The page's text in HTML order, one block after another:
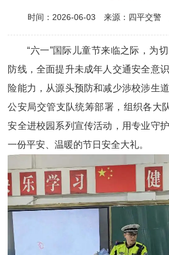
时间：2026-06-03 来源：四平交警
“六一”国际儿童节来临之际，为
防线，全面提升未成年人交通安全意
险能力，从源头预防和减少涉校涉生
公安局交管支队统筹部署，组织各大
安全进校园系列宣传活动，用专业守
一份平安、温暖的节日安全大礼。